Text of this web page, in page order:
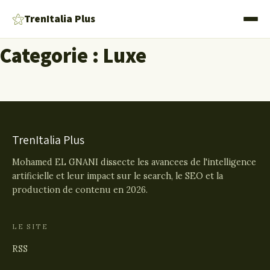
⚝TrenItalia Plus
Categorie : Luxe
TrenItalia Plus
Mohamed EL GNANI dissecte les avancees de l'intelligence
artificielle et leur impact sur le search, le SEO et la
production de contenu en 2026.
LE SITE
RSS